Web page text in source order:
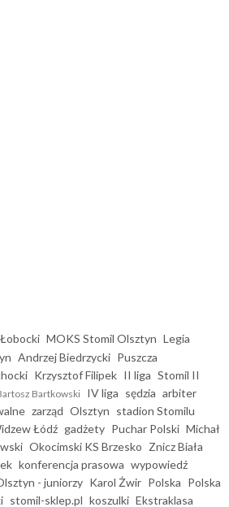
MOKS Stomil Olsztyn Legia
Andrzej Biedrzycki Puszcza
Krzysztof Filipek II liga Stomil II
Bartkowski IV liga sędzia arbiter
zarząd Olsztyn stadion Stomilu
Łódź gadżety Puchar Polski Michał
Okocimski KS Brzesko Znicz Biała
konferencja prasowa wypowiedź
- juniorzy Karol Żwir Polska Polska
stomil-sklep.pl koszulki Ekstraklasa